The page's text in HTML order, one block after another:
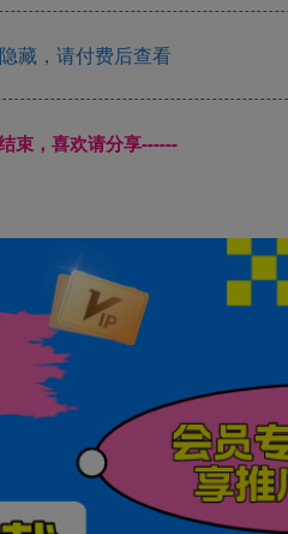
藏，请付费后查看
束，喜欢请分享------